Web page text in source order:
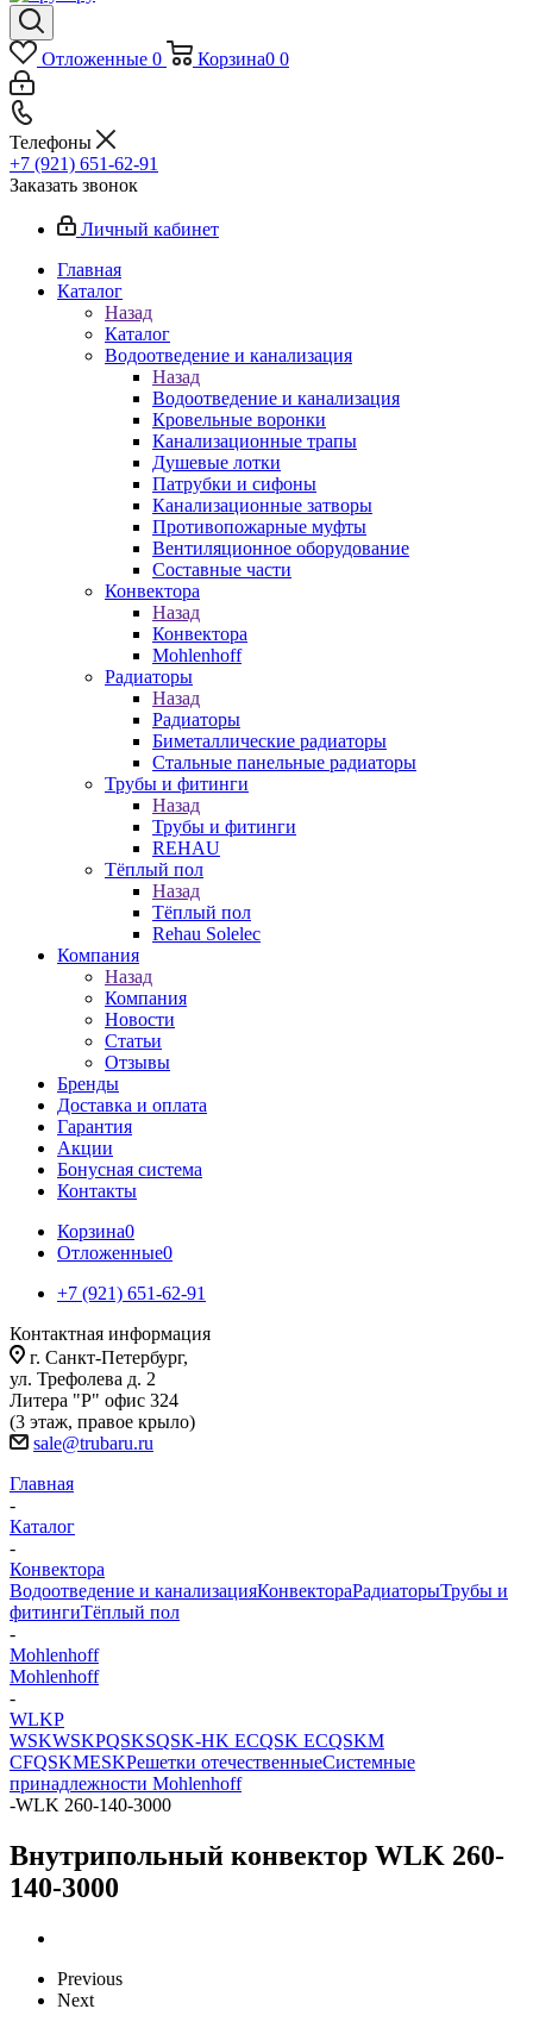
Отложенные 0 Корзина0 0
Телефоны
+7 (921) 651-62-91
Заказать звонок
Личный кабинет
Главная
Каталог
Назад
Каталог
Водоотведение и канализация
Назад
Водоотведение и канализация
Кровельные воронки
Канализационные трапы
Душевые лотки
Патрубки и сифоны
Канализационные затворы
Противопожарные муфты
Вентиляционное оборудование
Составные части
Конвектора
Назад
Конвектора
Mohlenhoff
Радиаторы
Назад
Радиаторы
Биметаллические радиаторы
Стальные панельные радиаторы
Трубы и фитинги
Назад
Трубы и фитинги
REHAU
Тёплый пол
Назад
Тёплый пол
Rehau Solelec
Компания
Назад
Компания
Новости
Статьи
Отзывы
Бренды
Доставка и оплата
Гарантия
Акции
Бонусная система
Контакты
Корзина0
Отложенные0
+7 (921) 651-62-91
Контактная информация
г. Санкт-Петербург,
ул. Трефолева д. 2
Литера "Р" офис 324
(3 этаж, правое крыло)
sale@trubaru.ru
Главная
-
Каталог
-
Конвектора
Водоотведение и канализацияКонвектораРадиаторыТрубы и
фитингиТёплый пол
-
Mohlenhoff
Mohlenhoff
-
WLKP
WSKWSKPQSKSQSK-HK ECQSK ECQSKM
CFQSKMESKРешетки отечественныеСистемные
принадлежности Mohlenhoff
-WLK 260-140-3000
Внутрипольный конвектор WLK 260-
140-3000
Previous
Next